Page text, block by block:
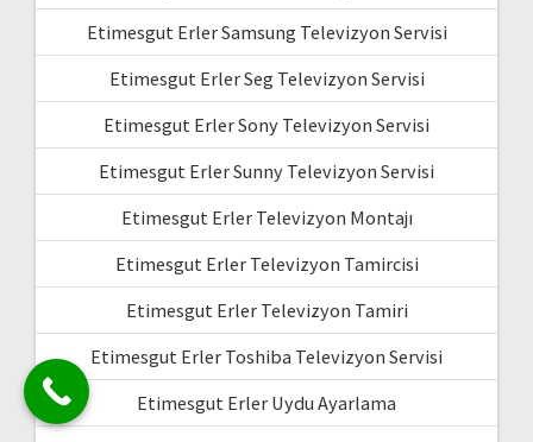
Etimesgut Erler Samsung Televizyon Servisi
Etimesgut Erler Seg Televizyon Servisi
Etimesgut Erler Sony Televizyon Servisi
Etimesgut Erler Sunny Televizyon Servisi
Etimesgut Erler Televizyon Montajı
Etimesgut Erler Televizyon Tamircisi
Etimesgut Erler Televizyon Tamiri
Etimesgut Erler Toshiba Televizyon Servisi
Etimesgut Erler Uydu Ayarlama